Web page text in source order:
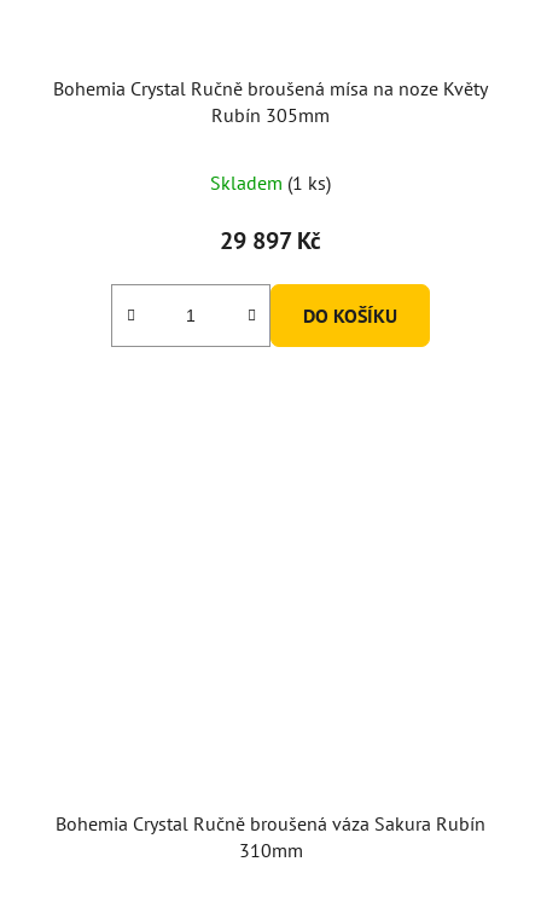
Bohemia Crystal Ručně broušená mísa na noze Květy
Rubín 305mm
Skladem (1 ks)
29 897 Kč
DO KOŠÍKU
Bohemia Crystal Ručně broušená váza Sakura Rubín
310mm